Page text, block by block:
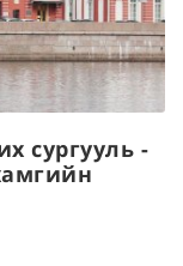
сургууль -